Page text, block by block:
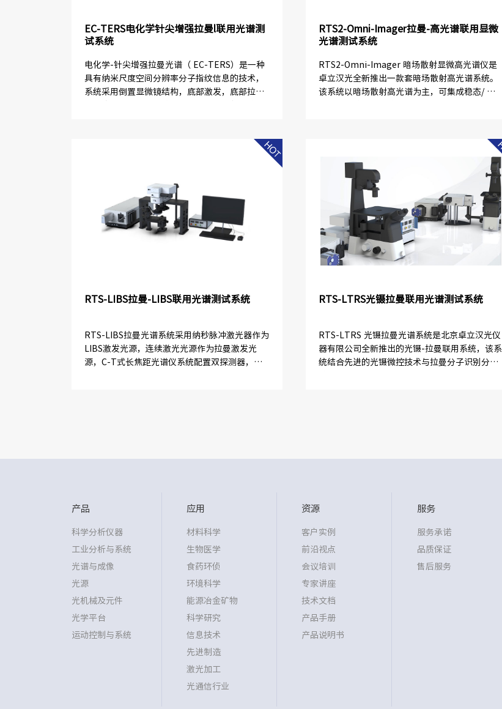
EC-TERS电化学针尖增强拉曼l联用光谱测
试系统
电化学-针尖增强拉曼光谱（ EC-TERS）是一种
具有纳米尺度空间分辨率分子指纹信息的技术，
系统采用倒置显微镜结构，底部激发，底部拉曼
RTS2-Omni-Imager拉曼-高光谱联用显微
光谱测试系统
RTS2-Omni-Imager 暗场散射显微高光谱仪是
卓立汉光全新推出一款套暗场散射高光谱系统。
该系统以暗场散射高光谱为主，可集成稳态/ 瞬
RTS-LIBS拉曼-LIBS联用光谱测试系统
RTS-LIBS拉曼光谱系统采用纳秒脉冲激光器作为
LIBS激发光源，连续激光光源作为拉曼激发光
源，C-T式长焦距光谱仪系统配置双探测器，常
RTS-LTRS光镊拉曼联用光谱测试系统
RTS-LTRS 光镊拉曼光谱系统是北京卓立汉光仪
器有限公司全新推出的光镊-拉曼联用系统，该系
统结合先进的光镊微控技术与拉曼分子识别分析
产品
科学分析仪器
工业分析与系统
光谱与成像
光源
光机械及元件
光学平台
运动控制与系统
应用
材料科学
生物医学
食药环侦
环境科学
能源冶金矿物
科学研究
信息技术
先进制造
激光加工
光通信行业
资源
客户实例
前沿视点
会议培训
专家讲座
技术文档
产品手册
产品说明书
服务
服务承诺
品质保证
售后服务